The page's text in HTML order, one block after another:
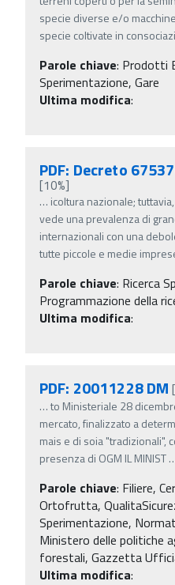
specie diverse e/o
specie coltivate in
Parole chiave: Prodotti
Sperimentazione, Gare
Ultima modifica:
PDF: Decreto
[10%]
… icoltura nazionale;
vede una prevalenza di
internazionali con una
tutte piccole e medie
Parole chiave: Ricerca
Programmazione della
Ultima modifica:
PDF: 20011228 DM
…to Ministeriale 28
mercato, finalizzato a
mais e di soia "tradizionali",
presenza di OGM IL MINIST
Parole chiave: Filiere,
Ortofrutta,
Sperimentazione,
Ministero delle politiche
forestali, Gazzetta
Ultima modifica: